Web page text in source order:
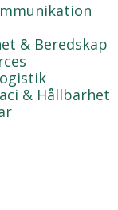
& Beredskap
& Hållbarhet